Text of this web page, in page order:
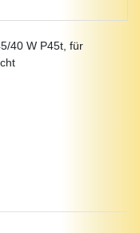
40 W P45t, für